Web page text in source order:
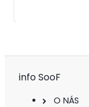
info SooF
O NÁS